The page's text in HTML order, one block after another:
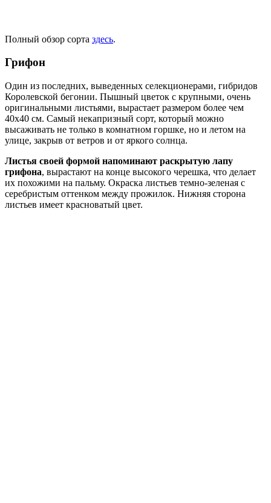
Полный обзор сорта здесь.
Грифон
Один из последних, выведенных селекционерами, гибридов
Королевской бегонии. Пышный цветок с крупными, очень
оригинальными листьями, вырастает размером более чем
40х40 см. Самый некапризный сорт, который можно
высаживать не только в комнатном горшке, но и летом на
улице, закрыв от ветров и от яркого солнца.
Листья своей формой напоминают раскрытую лапу
грифона, вырастают на конце высокого черешка, что делает
их похожими на пальму. Окраска листьев темно-зеленая с
серебристым оттенком между прожилок. Нижняя сторона
листьев имеет красноватый цвет.